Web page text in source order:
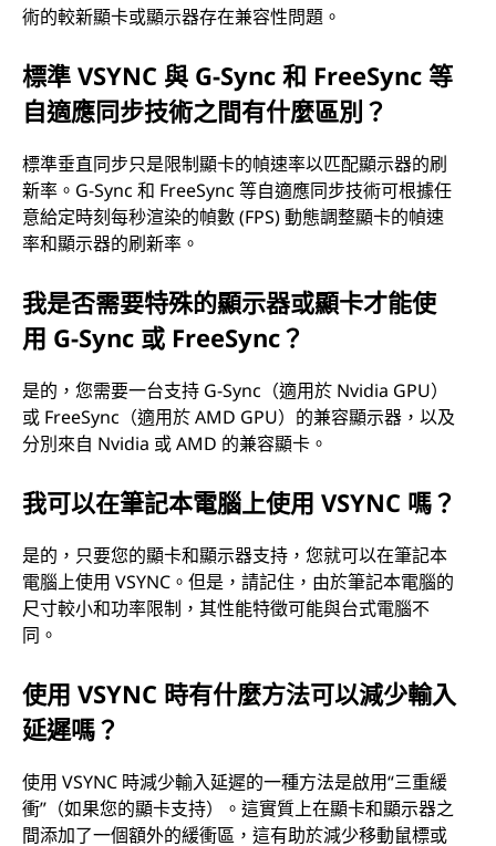
術的較新顯卡或顯示器存在兼容性問題。
標準 VSYNC 與 G-Sync 和 FreeSync 等
自適應同步技術之間有什麼區別？
標準垂直同步只是限制顯卡的幀速率以匹配顯示器的刷
新率。G-Sync 和 FreeSync 等自適應同步技術可根據任
意給定時刻每秒渲染的幀數 (FPS) 動態調整顯卡的幀速
率和顯示器的刷新率。
我是否需要特殊的顯示器或顯卡才能使
用 G-Sync 或 FreeSync？
是的，您需要一台支持 G-Sync（適用於 Nvidia GPU）
或 FreeSync（適用於 AMD GPU）的兼容顯示器，以及
分別來自 Nvidia 或 AMD 的兼容顯卡。
我可以在筆記本電腦上使用 VSYNC 嗎？
是的，只要您的顯卡和顯示器支持，您就可以在筆記本
電腦上使用 VSYNC。但是，請記住，由於筆記本電腦的
尺寸較小和功率限制，其性能特徵可能與台式電腦不
同。
使用 VSYNC 時有什麼方法可以減少輸入
延遲嗎？
使用 VSYNC 時減少輸入延遲的一種方法是啟用“三重緩
衝”（如果您的顯卡支持）。這實質上在顯卡和顯示器之
間添加了一個額外的緩衝區，這有助於減少移動鼠標或